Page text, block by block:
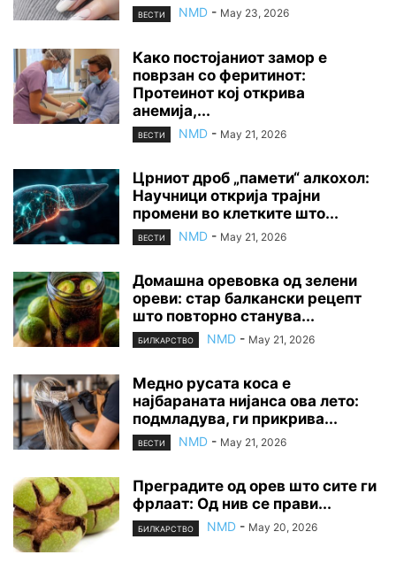
ВЕСТИ NMD - May 23, 2026
Како постојаниот замор е
поврзан со феритинот:
Протеинот кој открива
анемија,...
ВЕСТИ NMD - May 21, 2026
Црниот дроб „памети“ алкохол:
Научници открија трајни
промени во клетките што...
ВЕСТИ NMD - May 21, 2026
Домашна оревовка од зелени
ореви: стар балкански рецепт
што повторно станува...
БИЛКАРСТВО NMD - May 21, 2026
Медно русата коса е
најбараната нијанса ова лето:
подмладува, ги прикрива...
ВЕСТИ NMD - May 21, 2026
Преградите од орев што сите ги
фрлаат: Од нив се прави...
БИЛКАРСТВО NMD - May 20, 2026